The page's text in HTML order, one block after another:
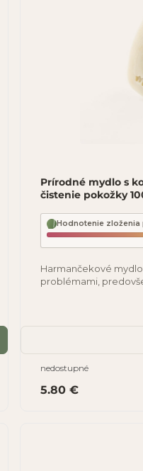
Prírodné mydlo s
čistenie pokožky
Hodnotenie zloženia
Harmančekové
problémami,
nedostupné
5.80 €